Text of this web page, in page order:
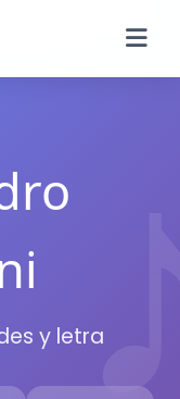
y letra